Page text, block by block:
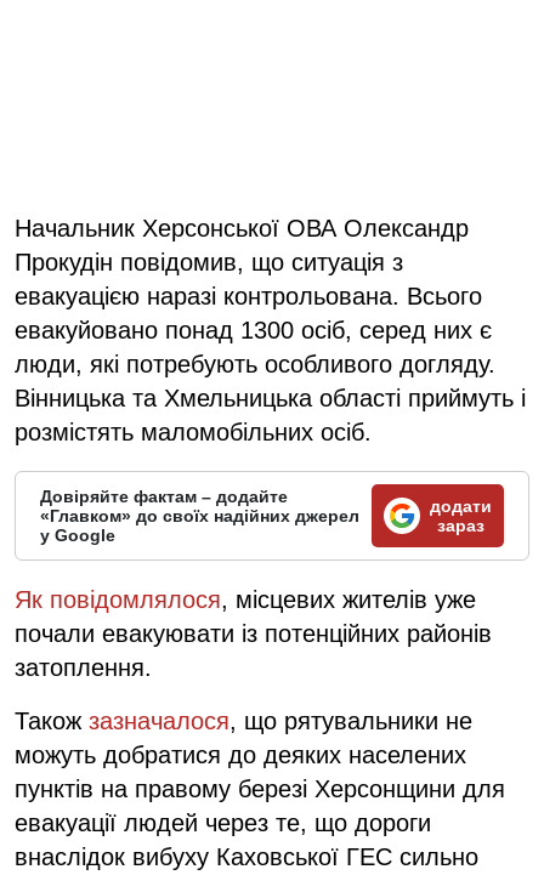
Начальник Херсонської ОВА Олександр
Прокудін повідомив, що ситуація з
евакуацією наразі контрольована. Всього
евакуйовано понад 1300 осіб, серед них є
люди, які потребують особливого догляду.
Вінницька та Хмельницька області приймуть і
розмістять маломобільних осіб.
Довіряйте фактам – додайте
«Главком» до своїх надійних джерел
у Google
додати
зараз
Як повідомлялося, місцевих жителів уже
почали евакуювати із потенційних районів
затоплення.
Також зазначалося, що рятувальники не
можуть добратися до деяких населених
пунктів на правому березі Херсонщини для
евакуації людей через те, що дороги
внаслідок вибуху Каховської ГЕС сильно